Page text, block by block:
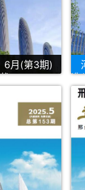
6月(第3期)
造